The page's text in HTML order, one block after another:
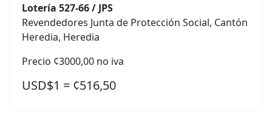
Lotería 527-66 / JPS
Revendedores Junta de Protección Social, Cantón
Heredia, Heredia
Precio ¢3000,00 no iva
USD$1 = ¢516,50